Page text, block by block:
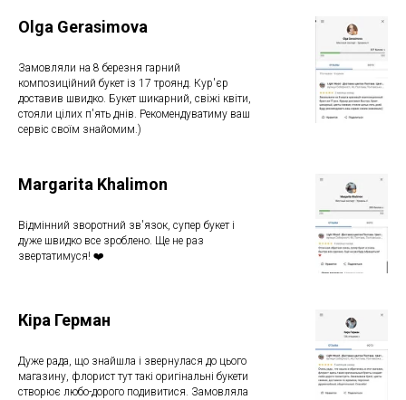
Olga Gerasimova
Замовляли на 8 березня гарний
композиційний букет із 17 троянд. Кур'єр
доставив швидко. Букет шикарний, свіжі квіти,
стояли цілих п'ять днів. Рекомендуватиму ваш
сервіс своїм знайомим.)
Margarita Khalimon
Відмінний зворотний зв'язок, супер букет і
дуже швидко все зроблено. Ще не раз
звертатимуся! ❤️
Кіра Герман
Дуже рада, що знайшла і звернулася до цього
магазину, флорист тут такі оригінальні букети
створює любо-дорого подивитися. Замовляла